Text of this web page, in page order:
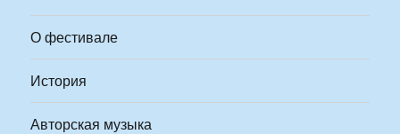
О фестивале
История
Авторская музыка